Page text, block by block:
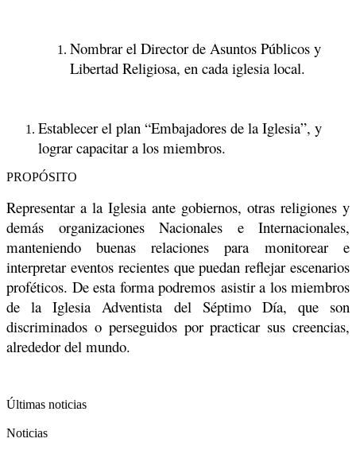
Nombrar el Director de Asuntos Públicos y
Libertad Religiosa, en cada iglesia local.
Establecer el plan “Embajadores de la Iglesia”, y
lograr capacitar a los miembros.
PROPÓSITO
Representar a la Iglesia ante gobiernos, otras religiones y
demás organizaciones Nacionales e Internacionales,
manteniendo buenas relaciones para monitorear e
interpretar eventos recientes que puedan reflejar escenarios
proféticos. De esta forma podremos asistir a los miembros
de la Iglesia Adventista del Séptimo Día, que son
discriminados o perseguidos por practicar sus creencias,
alrededor del mundo.
Últimas noticias
Noticias